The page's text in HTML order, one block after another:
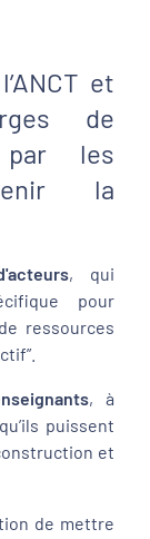
et
de
par les
la
, qui
pour
ressources
, à
puissent
et
de mettre